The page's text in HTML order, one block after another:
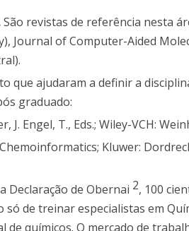
São revistas de referência nesta
Journal of Computer-Aided
que ajudaram a definir a
graduado:
Engel, T., Eds.; Wiley-VCH:
Kluwer:
Declaração de Obernai 2, 100
só de treinar especialistas em
químicos. O mercado de